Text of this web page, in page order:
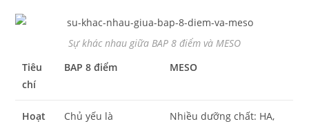
Sự khác nhau giữa BAP 8 điểm và MESO
Tiêu
chí
BAP 8 điểm MESO
Hoạt
Chủ yếu là
Nhiều dưỡng chất: HA,